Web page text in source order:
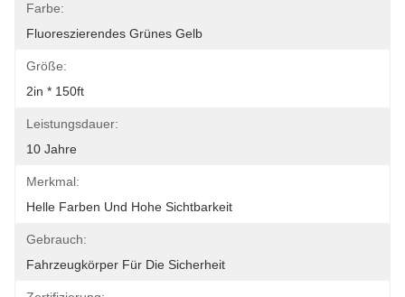
Farbe:
Fluoreszierendes Grünes Gelb
Größe:
2in * 150ft
Leistungsdauer:
10 Jahre
Merkmal:
Helle Farben Und Hohe Sichtbarkeit
Gebrauch:
Fahrzeugkörper Für Die Sicherheit